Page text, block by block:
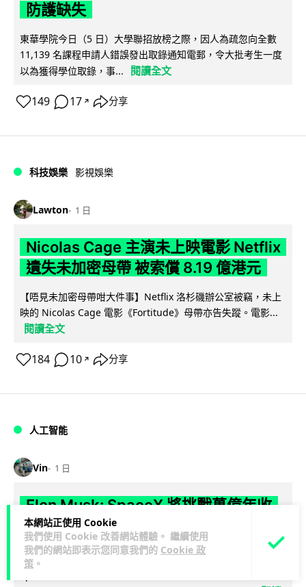
本網站正使用 Cookie
我們使用 Cookie 改善網站體驗。 繼續使用
我們的網站即表示您同意我們的 Cookie 政
策 。
防護缺失
東華學院今日（5 日）大學聯招放榜之際，因人為疏忽向全數
11,139 名課程申請人錯誤發出取錄通知電郵，令大批考生一度
以為獲得學位取錄，事...
閱讀全文
149 17 ↗ 分享
科技娛樂 影視娛樂
Lawton 1 日
Nicolas Cage 主演未上映電影 Netflix
遺失未加密母帶 被索償 8.19 億港元
【唔見未加密母帶咁大件事】Netflix 洛杉磯辦公室被竊，未上
映的 Nicolas Cage 電影《Fortitude》母帶亦告失蹤。電影...
閱讀全文
184 10 ↗ 分享
人工智能
Vin 1 日
Elon Musk: SpaceX 將挑戰萬億年收
入 目標明年數據中心上太空 Starlink 覆
蓋全球170國